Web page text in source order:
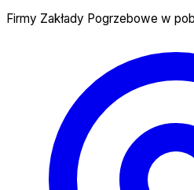
Firmy Zakłady Pogrzebowe w